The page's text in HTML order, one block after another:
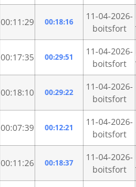
00:11:29 00:18:16
11-04-2026-
boitsfort
00:17:35 00:29:51
11-04-2026-
boitsfort
00:18:10 00:29:22
11-04-2026-
boitsfort
00:07:39 00:12:21
11-04-2026-
boitsfort
00:11:26 00:18:37
11-04-2026-
boitsfort